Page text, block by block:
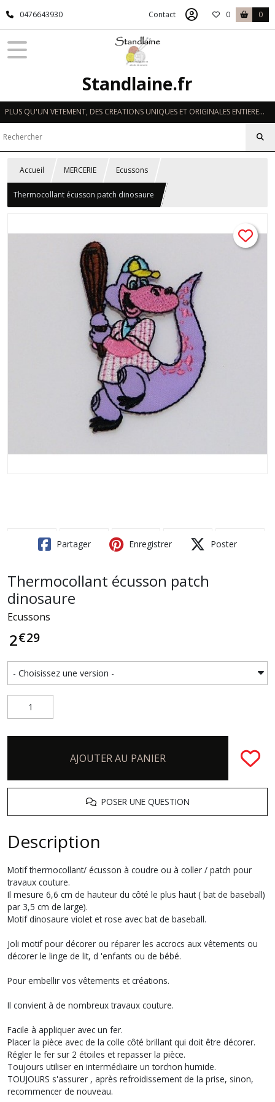
0476643930 Contact 0 0
Standlaine.fr
PLUS QU'UN VETEMENT, DES CREATIONS UNIQUES ET ORIGINALES ENTIEREMENT REALISEES A LA MAIN EN FRANCE
Accueil MERCERIE Ecussons
Thermocollant écusson patch dinosaure
Partager Enregistrer Poster
Thermocollant écusson patch
dinosaure
Ecussons
2€29
AJOUTER AU PANIER
POSER UNE QUESTION
Description
Motif thermocollant/ écusson à coudre ou à coller / patch pour
travaux couture.
Il mesure 6,6 cm de hauteur du côté le plus haut ( bat de baseball)
par 3,5 cm de large).
Motif dinosaure violet et rose avec bat de baseball.
Joli motif pour décorer ou réparer les accrocs aux vêtements ou
décorer le linge de lit, d 'enfants ou de bébé.
Pour embellir vos vêtements et créations.
Il convient à de nombreux travaux couture.
Facile à appliquer avec un fer.
Placer la pièce avec de la colle côté brillant qui doit être décorer.
Régler le fer sur 2 étoiles et repasser la pièce.
Toujours utiliser en intermédiaire un torchon humide.
TOUJOURS s'assurer , après refroidissement de la prise, sinon,
recommencer de nouveau.